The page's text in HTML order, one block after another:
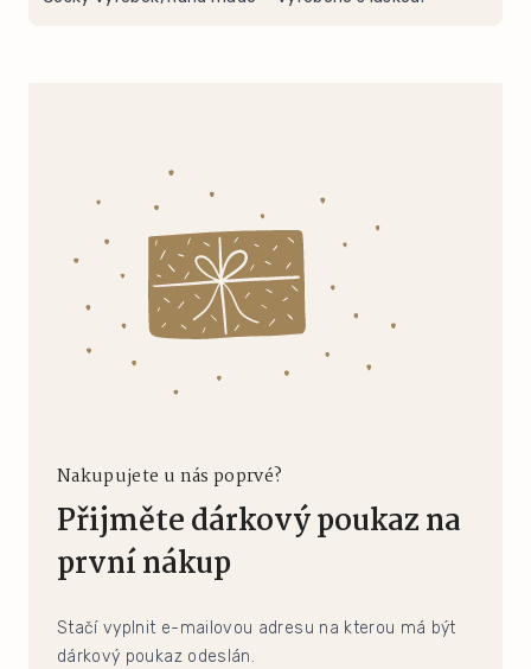
Nakupujete u nás poprvé?
Přijměte dárkový poukaz na
první nákup
Stačí vyplnit e-mailovou adresu na kterou má být
dárkový poukaz odeslán.